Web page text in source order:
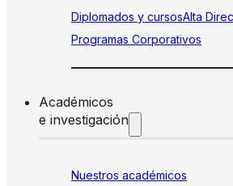
Diplomados y cursosAlta
Programas Corporativos
Académicos
e investigación
Nuestros académicos